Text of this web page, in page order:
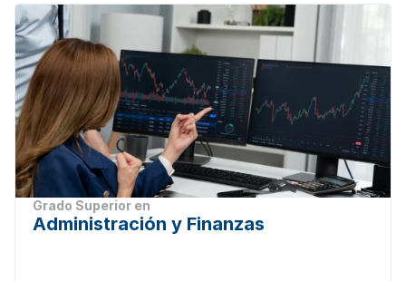
Grado Superior en
Administración y Finanzas